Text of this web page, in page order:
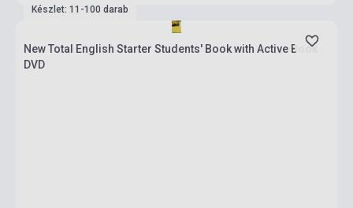
Készlet: 11-100 darab
New Total English Starter Students' Book with Active Book
DVD